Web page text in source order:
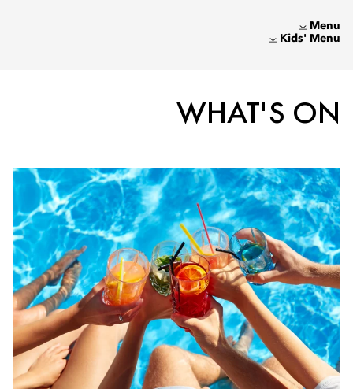
Menu
Kids' Menu
WHAT'S ON